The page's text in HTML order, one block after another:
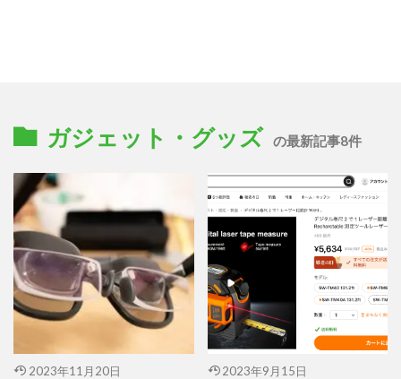
ガジェット・グッズ の最新記事8件
2023年11月20日 2023年9月15日